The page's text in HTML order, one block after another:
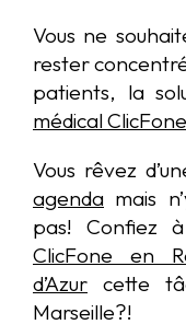
Vous ne
rester
patients, la
médical
Vous rêvez
agenda mais
pas! Confiez
ClicFone en
d’Azur cette
Marseille?!